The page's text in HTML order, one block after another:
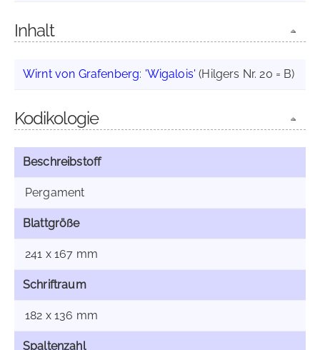
Inhalt
Wirnt von Grafenberg: 'Wigalois' (Hilgers Nr. 20 = B)
Kodikologie
Beschreibstoff
Pergament
Blattgröße
241 x 167 mm
Schriftraum
182 x 136 mm
Spaltenzahl